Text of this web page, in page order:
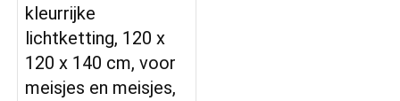
kleurrijke
lichtketting, 120 x
120 x 140 cm, voor
meisjes en meisjes,